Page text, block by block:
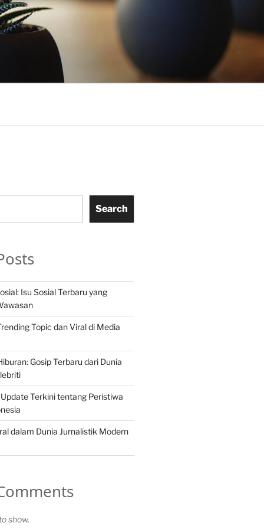
Search
Isu Sosial Terbaru yang
Topic dan Viral di Media
Gosip Terbaru dari Dunia
Terkini tentang Peristiwa
dalam Dunia Jurnalistik Modern
show.